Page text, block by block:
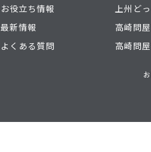
お役立ち情報
最新情報
よくある質問
上州ど
高崎問
高崎問